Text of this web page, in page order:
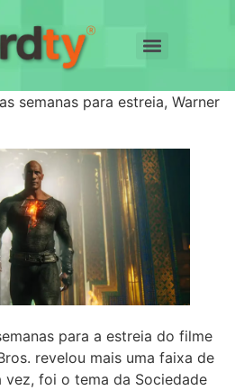
semanas para estreia, Warner
para a estreia do filme
revelou mais uma faixa de
vez, foi o tema da Sociedade